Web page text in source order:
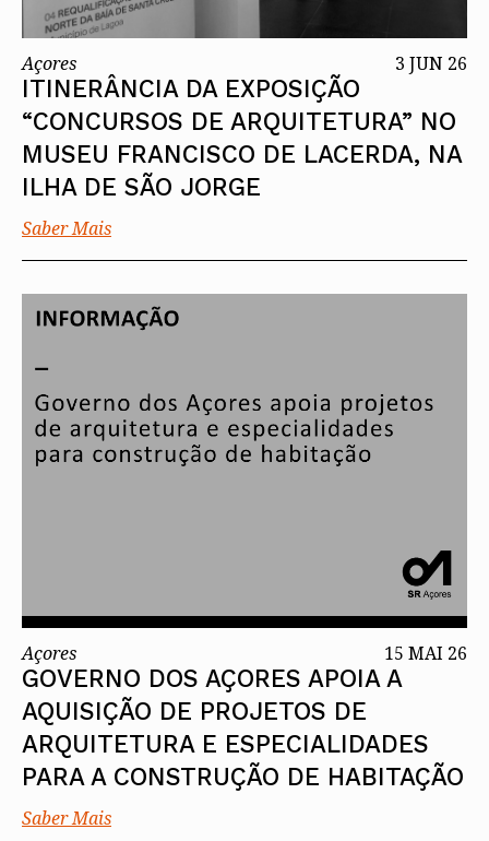
Açores 3 JUN 26
ITINERÂNCIA DA EXPOSIÇÃO
“CONCURSOS DE ARQUITETURA” NO
MUSEU FRANCISCO DE LACERDA, NA
ILHA DE SÃO JORGE
Saber Mais
Açores 15 MAI 26
GOVERNO DOS AÇORES APOIA A
AQUISIÇÃO DE PROJETOS DE
ARQUITETURA E ESPECIALIDADES
PARA A CONSTRUÇÃO DE HABITAÇÃO
Saber Mais